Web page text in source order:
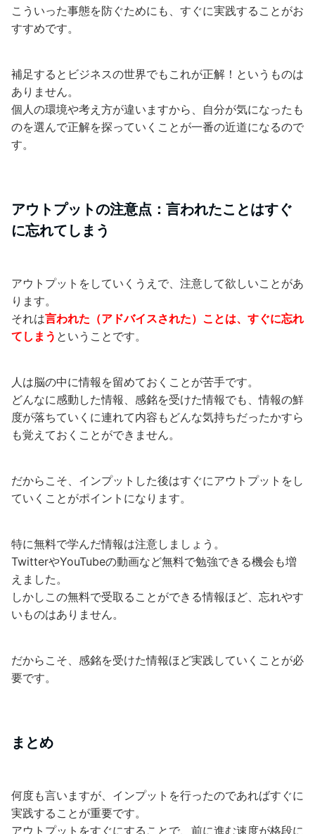
こういった事態を防ぐためにも、すぐに実践することがお
すすめです。
補足するとビジネスの世界でもこれが正解！というものは
ありません。
個人の環境や考え方が違いますから、自分が気になったも
のを選んで正解を探っていくことが一番の近道になるので
す。
アウトプットの注意点：言われたことはすぐ
に忘れてしまう
アウトプットをしていくうえで、注意して欲しいことがあ
ります。
それは言われた（アドバイスされた）ことは、すぐに忘れ
てしまう ということです。
人は脳の中に情報を留めておくことが苦手です。
どんなに感動した情報、感銘を受けた情報でも、情報の鮮
度が落ちていくに連れて内容もどんな気持ちだったかすら
も覚えておくことができません。
だからこそ、インプットした後はすぐにアウトプットをし
ていくことがポイントになります。
特に無料で学んだ情報は注意しましょう。
TwitterやYouTubeの動画など無料で勉強できる機会も増
えました。
しかしこの無料で受取ることができる情報ほど、忘れやす
いものはありません。
だからこそ、感銘を受けた情報ほど実践していくことが必
要です。
まとめ
何度も言いますが、インプットを行ったのであればすぐに
実践することが重要です。
アウトプットをすぐにすることで、前に進む速度が格段に